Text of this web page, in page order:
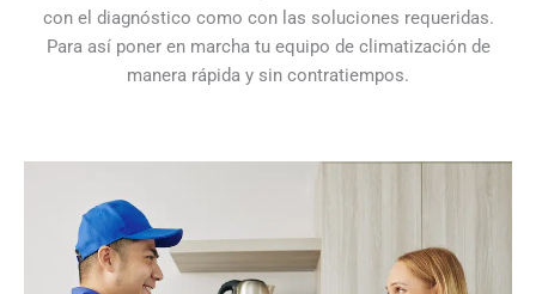
con el diagnóstico como con las soluciones requeridas.
Para así poner en marcha tu equipo de climatización de
manera rápida y sin contratiempos.